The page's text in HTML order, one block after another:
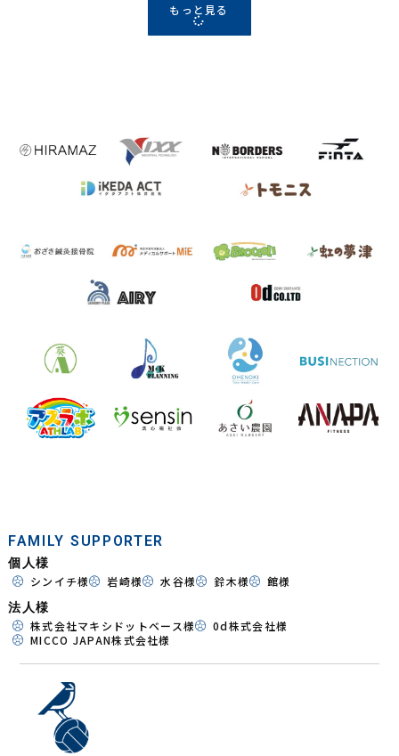
もっと見る
FAMILY SUPPORTER
個人様
シンイチ様
岩崎様 水谷様 鈴木様
館様
法人様
株式会社マキシドットベース様
0d株式会社様
MICCO JAPAN株式会社様